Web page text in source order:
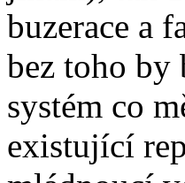
buzerace a
bez toho by
systém co
existující